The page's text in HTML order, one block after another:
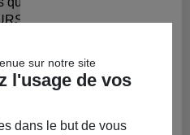
sont :
parfaitement
et la découverte des plus
sur notre site
l'usage de vos
dans le but de vous